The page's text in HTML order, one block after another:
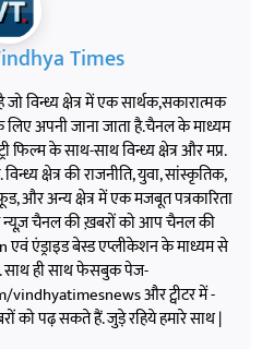
Times
विन्ध्य क्षेत्र में एक सार्थक,सकारात्मक
लिए अपनी जाना जाता है.चैनल के माध्यम
फिल्म के साथ-साथ विन्ध्य क्षेत्र और मप्र.
क्षेत्र की राजनीति, युवा, सांस्कृतिक,
और अन्य क्षेत्र में एक मजबूत पत्रकारिता
न्यूज़ चैनल की ख़बरों को आप चैनल की
एंड्राइड बेस्ड एप्लीकेशन के माध्यम से
साथ ही साथ फेसबुक पेज-
और ट्वीटर में -
पढ़ सकते हैं. जुड़े रहिये हमारे साथ |